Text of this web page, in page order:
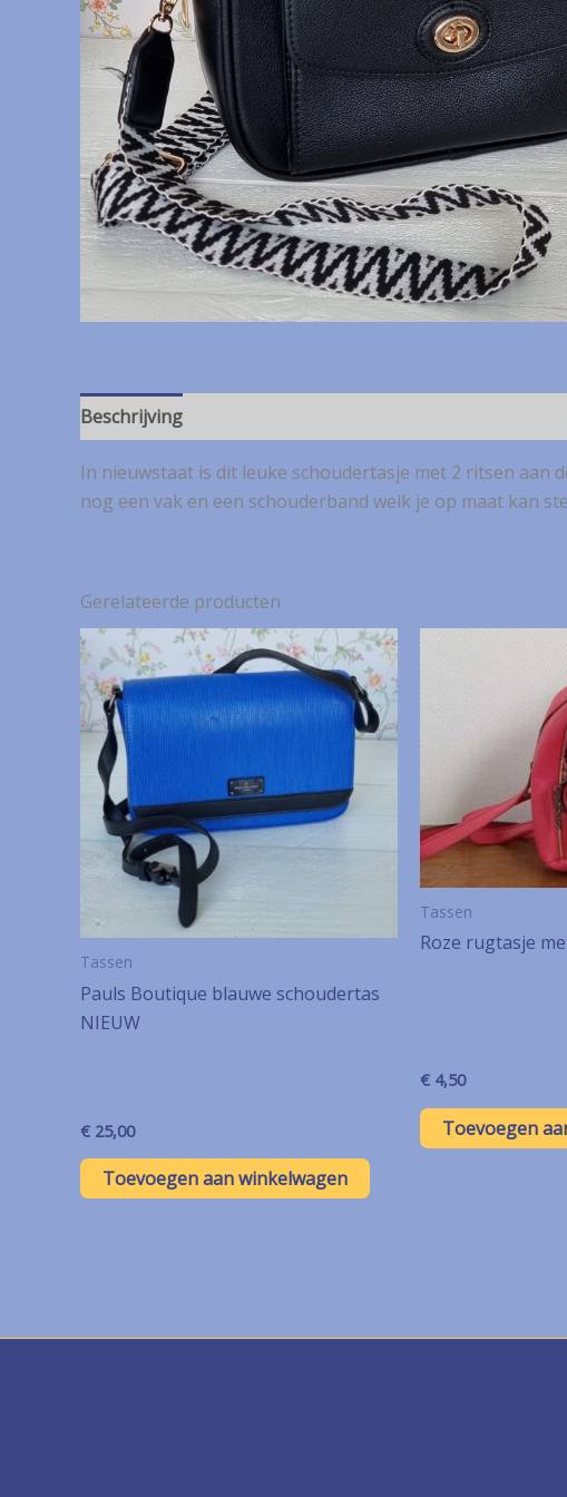
Beschrijving
In nieuwstaat is dit leuke schoudertasje met 2 ritsen
nog een vak en een schouderband welk je op maat kan
Gerelateerde producten
Tassen
Pauls Boutique blauwe schoudertas
NIEUW
€ 25,00
Toevoegen aan winkelwagen
Tassen
Roze rugtasje
€ 4,50
Toevoegen